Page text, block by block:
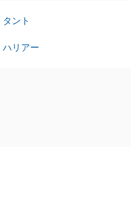
タント
ハリアー